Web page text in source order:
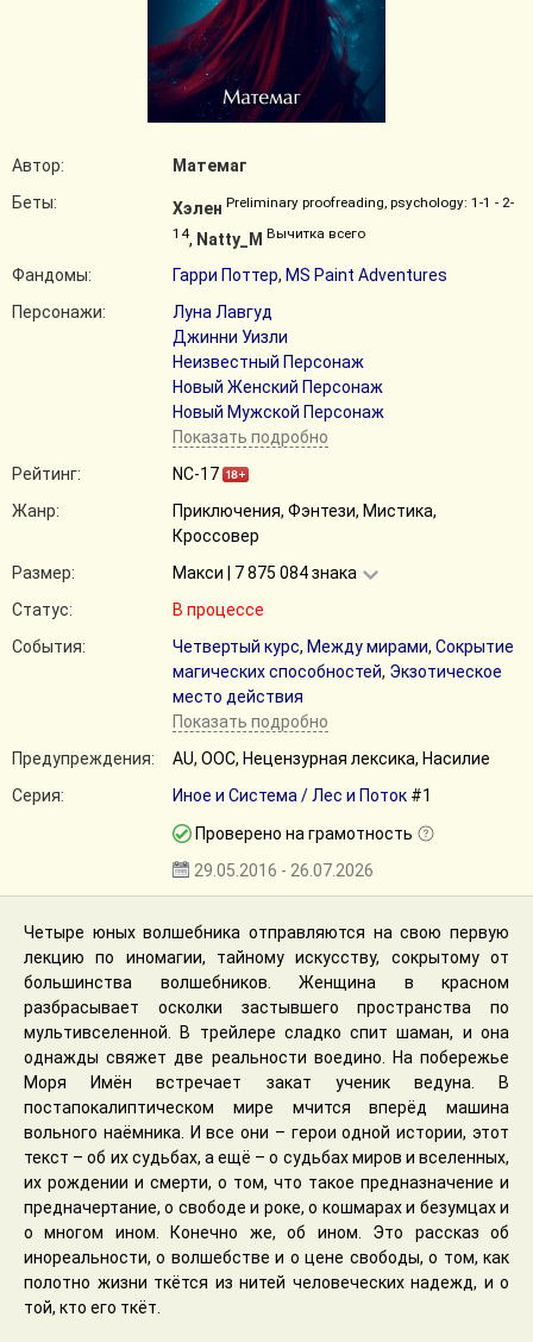
Автор:
Матемаг
Беты:
Хэлен Preliminary proofreading, psychology: 1-1 - 2-
14, Natty_M Вычитка всего
Фандомы: Гарри Поттер, MS Paint Adventures
Персонажи:
Луна Лавгуд
Джинни Уизли
Неизвестный Персонаж
Новый Женский Персонаж
Новый Мужской Персонаж
Показать подробно
Рейтинг:
NC-17
Жанр:
Приключения, Фэнтези, Мистика,
Кроссовер
Размер:
Макси | 7 875 084 знака
Статус:
В процессе
События:
Четвертый курс, Между мирами, Сокрытие
магических способностей, Экзотическое
место действия
Показать подробно
Предупреждения:
AU, ООС, Нецензурная лексика, Насилие
Серия:
Иное и Система / Лес и Поток #1
Проверено на грамотность
29.05.2016 - 26.07.2026
Четыре юных волшебника отправляются на свою первую
лекцию по иномагии, тайному искусству, сокрытому от
большинства волшебников. Женщина в красном
разбрасывает осколки застывшего пространства по
мультивселенной. В трейлере сладко спит шаман, и она
однажды свяжет две реальности воедино. На побережье
Моря Имён встречает закат ученик ведуна. В
постапокалиптическом мире мчится вперёд машина
вольного наёмника. И все они – герои одной истории, этот
текст – об их судьбах, а ещё – о судьбах миров и вселенных,
их рождении и смерти, о том, что такое предназначение и
предначертание, о свободе и роке, о кошмарах и безумцах и
о многом ином. Конечно же, об ином. Это рассказ об
инореальности, о волшебстве и о цене свободы, о том, как
полотно жизни ткётся из нитей человеческих надежд, и о
той, кто его ткёт.